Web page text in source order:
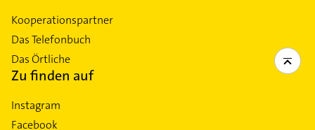
Kooperationspartner
Das Telefonbuch
Das Örtliche
Zu finden auf
Instagram
Facebook